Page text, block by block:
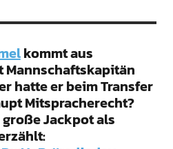
kommt aus
hatte er beim Transfer
Mitspracherecht?
Jackpot als